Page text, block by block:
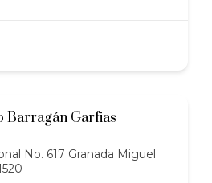
Barragán Garfias
No. 617 Granada Miguel